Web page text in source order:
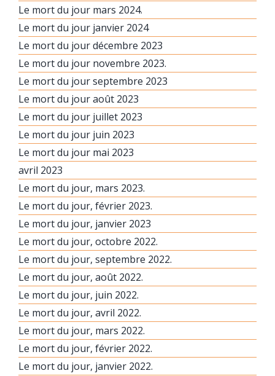
Le mort du jour mars 2024.
Le mort du jour janvier 2024
Le mort du jour décembre 2023
Le mort du jour novembre 2023.
Le mort du jour septembre 2023
Le mort du jour août 2023
Le mort du jour juillet 2023
Le mort du jour juin 2023
Le mort du jour mai 2023
avril 2023
Le mort du jour, mars 2023.
Le mort du jour, février 2023.
Le mort du jour, janvier 2023
Le mort du jour, octobre 2022.
Le mort du jour, septembre 2022.
Le mort du jour, août 2022.
Le mort du jour, juin 2022.
Le mort du jour, avril 2022.
Le mort du jour, mars 2022.
Le mort du jour, février 2022.
Le mort du jour, janvier 2022.